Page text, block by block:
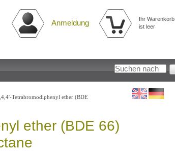
Anmeldung
Ihr Warenkorb
ist leer
Tetrabromodiphenyl ether (BDE
ether (BDE 66)